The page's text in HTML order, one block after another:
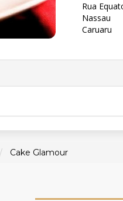
Rua
Nassau
Caruaru
Cake Glamour